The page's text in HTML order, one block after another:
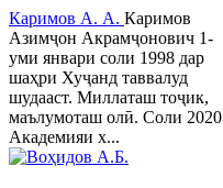
Каримов А. А. Каримов
Азимҷон Акрамҷонович 1-
уми январи соли 1998 дар
шаҳри Хуҷанд таввалуд
шудааст. Миллаташ тоҷик,
маълумоташ олӣ. Соли 2020
Академияи х...